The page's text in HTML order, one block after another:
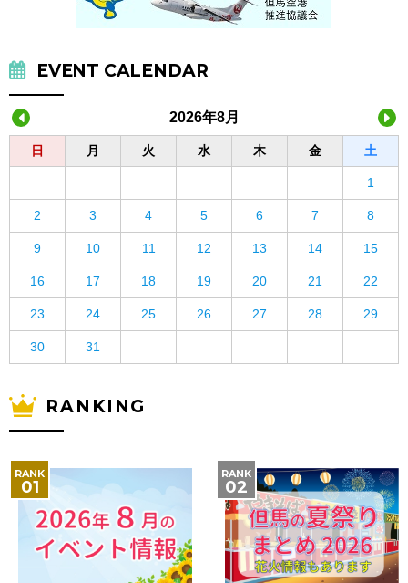
EVENT CALENDAR
2026年8月
日 月 火 水 木 金 土
1
2 3 4 5 6 7 8
9 10 11 12 13 14 15
16 17 18 19 20 21 22
23 24 25 26 27 28 29
30 31
RANKING